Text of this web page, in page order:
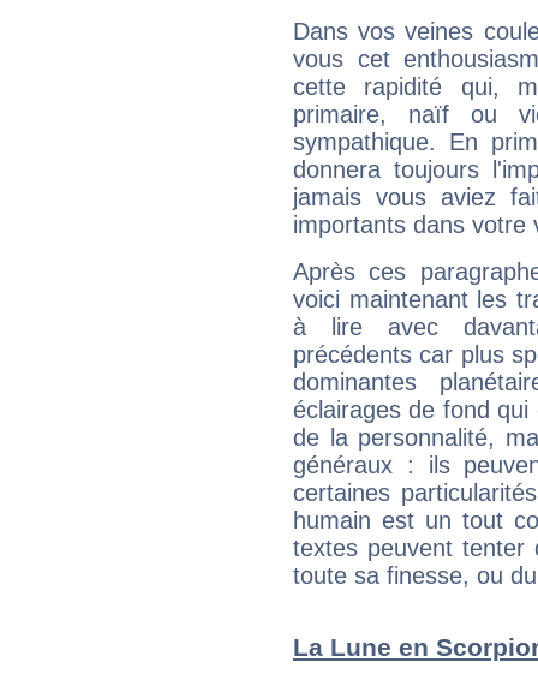
Dans vos veines
vous cet
cette rapidité qui,
primaire, naïf ou
sympathique. En
donnera toujours
jamais vous aviez
importants dans votre
Après ces
voici maintenant les
à lire avec
précédents car plus
dominantes
éclairages de fond
de la personnalité,
généraux : ils
certaines
humain est un tout
textes peuvent tenter
toute sa finesse, ou
La Lune en